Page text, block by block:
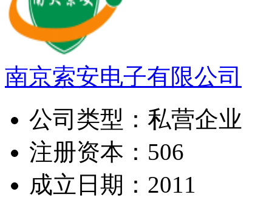
南京索安电子有限公司
公司类型： 私营企业
注册资本： 506
成立日期： 2011